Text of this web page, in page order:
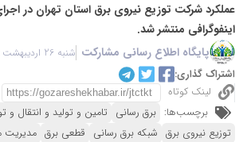
عملکرد شرکت توزیع نیروی برق استان تهران در
اینفوگرافی منتشر شد.
پایگاه اطلاع رسانی مشارکت شنبه 26 اردیبهشت 1405 - 15:06
اشتراک گذاری:
لینک کوتاه
برچسب‌ها: برق رسانی تامین و تولید و انتقال و
توزیع نیروی برق شبکه برق رسانی قطعی برق مدیریت